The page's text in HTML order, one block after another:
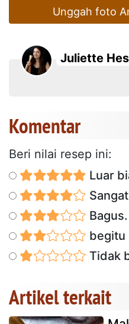
Unggah foto
Juliette
Komentar
Beri nilai resep ini:
Luar
Bagus.
begitu
Tidak
Artikel terkait